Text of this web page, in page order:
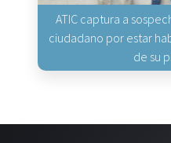
ATIC captura a
ciudadano por estar
de su